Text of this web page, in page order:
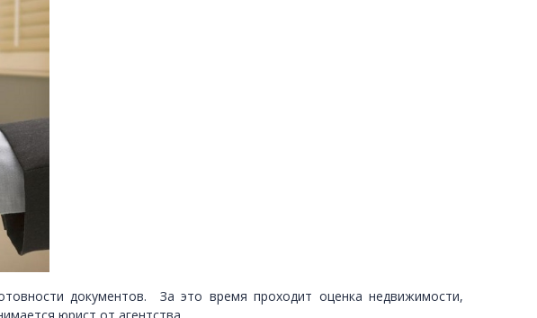
документов. За это время проходит оценка недвижимости,